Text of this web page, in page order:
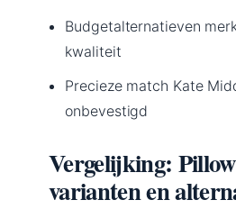
Budgetalternatieven
kwaliteit
Precieze match Kate
onbevestigd
Vergelijking:
varianten en